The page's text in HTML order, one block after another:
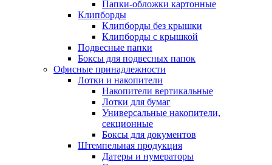
Папки-обложки картонные
Клипборды
Клипборды без крышки
Клипборды с крышкой
Подвесные папки
Боксы для подвесных папок
Офисные принадлежности
Лотки и накопители
Накопители вертикальные
Лотки для бумаг
Универсальные накопители,
секционные
Боксы для документов
Штемпельная продукция
Датеры и нумераторы